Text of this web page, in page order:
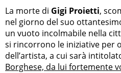
La morte di Gigi Proietti,
nel giorno del suo
un vuoto incolmabile nella
si rincorrono le iniziative per
dell’artista, a cui sarà
Borghese, da lui fortemente